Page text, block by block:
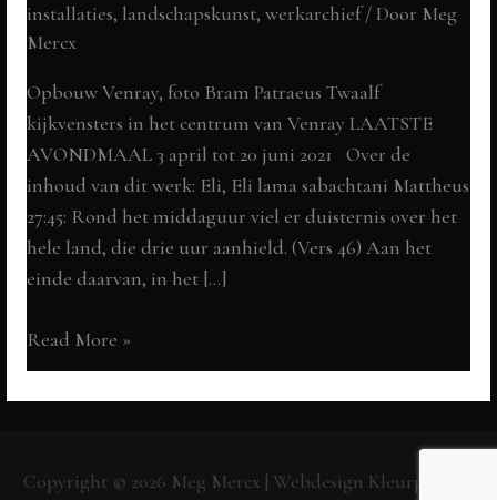
installaties, landschapskunst,werkarchief/ Door Meg
Mercx
Opbouw Venray, foto Bram Patraeus Twaalf
kijkvensters in het centrum van Venray LAATSTE
AVONDMAAL 3 april tot 20 juni 2021 Over de
inhoud van dit werk: Eli, Eli lama sabachtani Mattheus
27:45: Rond het middaguur viel er duisternis over het
hele land, die drie uur aanhield. (Vers 46) Aan het
einde daarvan, in het […]
ELI,
ELI
LAMA
Avondmaal
Read More »
Copyright © 2026 Meg Mercx | Webdesign Kleurpunt.nl